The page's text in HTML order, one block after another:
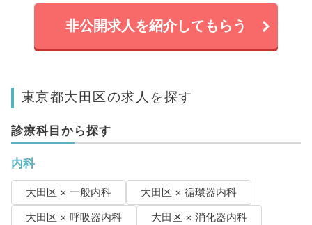
非公開求人を紹介してもらう
東京都大田区の求人を探す
診療科目から探す
内科
大田区 × 一般内科
大田区 × 循環器内科
大田区 × 呼吸器内科
大田区 × 消化器内科